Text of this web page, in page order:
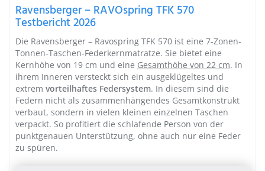
Ravensberger – RAVOspring TFK 570
Testbericht 2026
Die Ravensberger – Ravospring TFK 570 ist eine 7-Zonen-
Tonnen-Taschen-Federkernmatratze. Sie bietet eine
Kernhöhe von 19 cm und eine Gesamthöhe von 22 cm. In
ihrem Inneren versteckt sich ein ausgeklügeltes und
extrem vorteilhaftes Federsystem. In diesem sind die
Federn nicht als zusammenhängendes Gesamtkonstrukt
verbaut, sondern in vielen kleinen einzelnen Taschen
verpackt. So profitiert die schlafende Person von der
punktgenauen Unterstützung, ohne auch nur eine Feder
zu spüren.